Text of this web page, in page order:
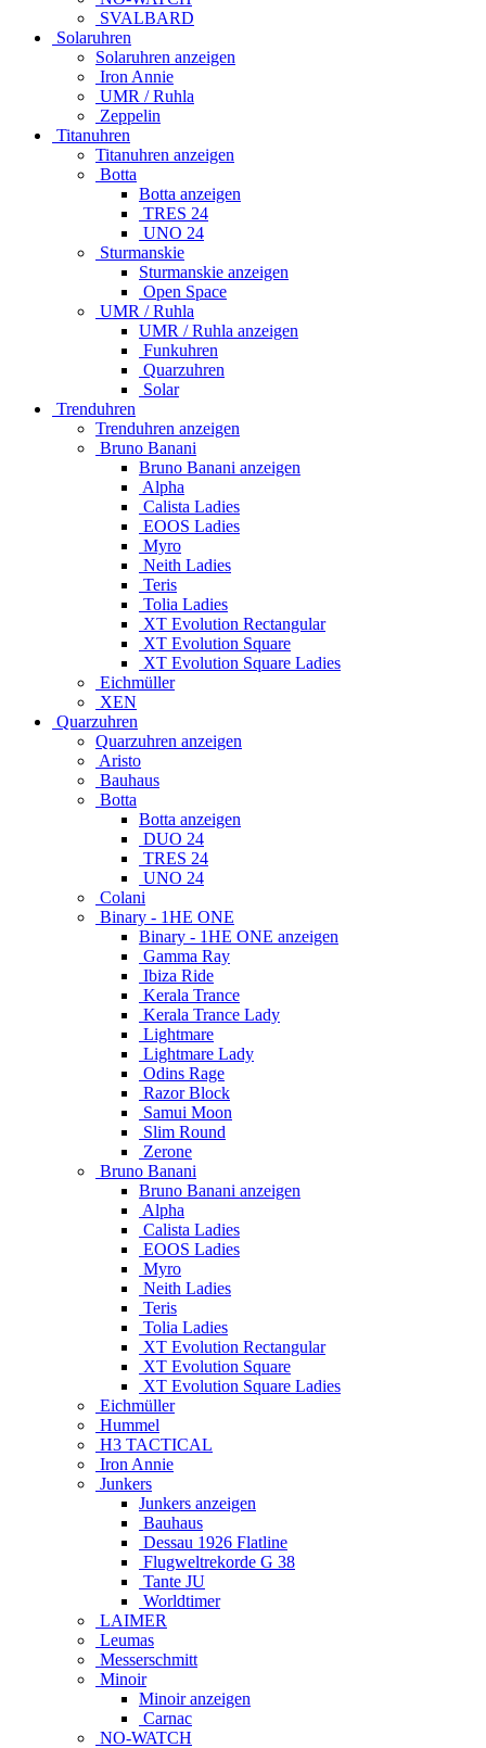
SVALBARD
Solaruhren
Solaruhren anzeigen
Iron Annie
UMR / Ruhla
Zeppelin
Titanuhren
Titanuhren anzeigen
Botta
Botta anzeigen
TRES 24
UNO 24
Sturmanskie
Sturmanskie anzeigen
Open Space
UMR / Ruhla
UMR / Ruhla anzeigen
Funkuhren
Quarzuhren
Solar
Trenduhren
Trenduhren anzeigen
Bruno Banani
Bruno Banani anzeigen
Alpha
Calista Ladies
EOOS Ladies
Myro
Neith Ladies
Teris
Tolia Ladies
XT Evolution Rectangular
XT Evolution Square
XT Evolution Square Ladies
Eichmüller
XEN
Quarzuhren
Quarzuhren anzeigen
Aristo
Bauhaus
Botta
Botta anzeigen
DUO 24
TRES 24
UNO 24
Colani
Binary - 1HE ONE
Binary - 1HE ONE anzeigen
Gamma Ray
Ibiza Ride
Kerala Trance
Kerala Trance Lady
Lightmare
Lightmare Lady
Odins Rage
Razor Block
Samui Moon
Slim Round
Zerone
Bruno Banani
Bruno Banani anzeigen
Alpha
Calista Ladies
EOOS Ladies
Myro
Neith Ladies
Teris
Tolia Ladies
XT Evolution Rectangular
XT Evolution Square
XT Evolution Square Ladies
Eichmüller
Hummel
H3 TACTICAL
Iron Annie
Junkers
Junkers anzeigen
Bauhaus
Dessau 1926 Flatline
Flugweltrekorde G 38
Tante JU
Worldtimer
LAIMER
Leumas
Messerschmitt
Minoir
Minoir anzeigen
Carnac
NO-WATCH